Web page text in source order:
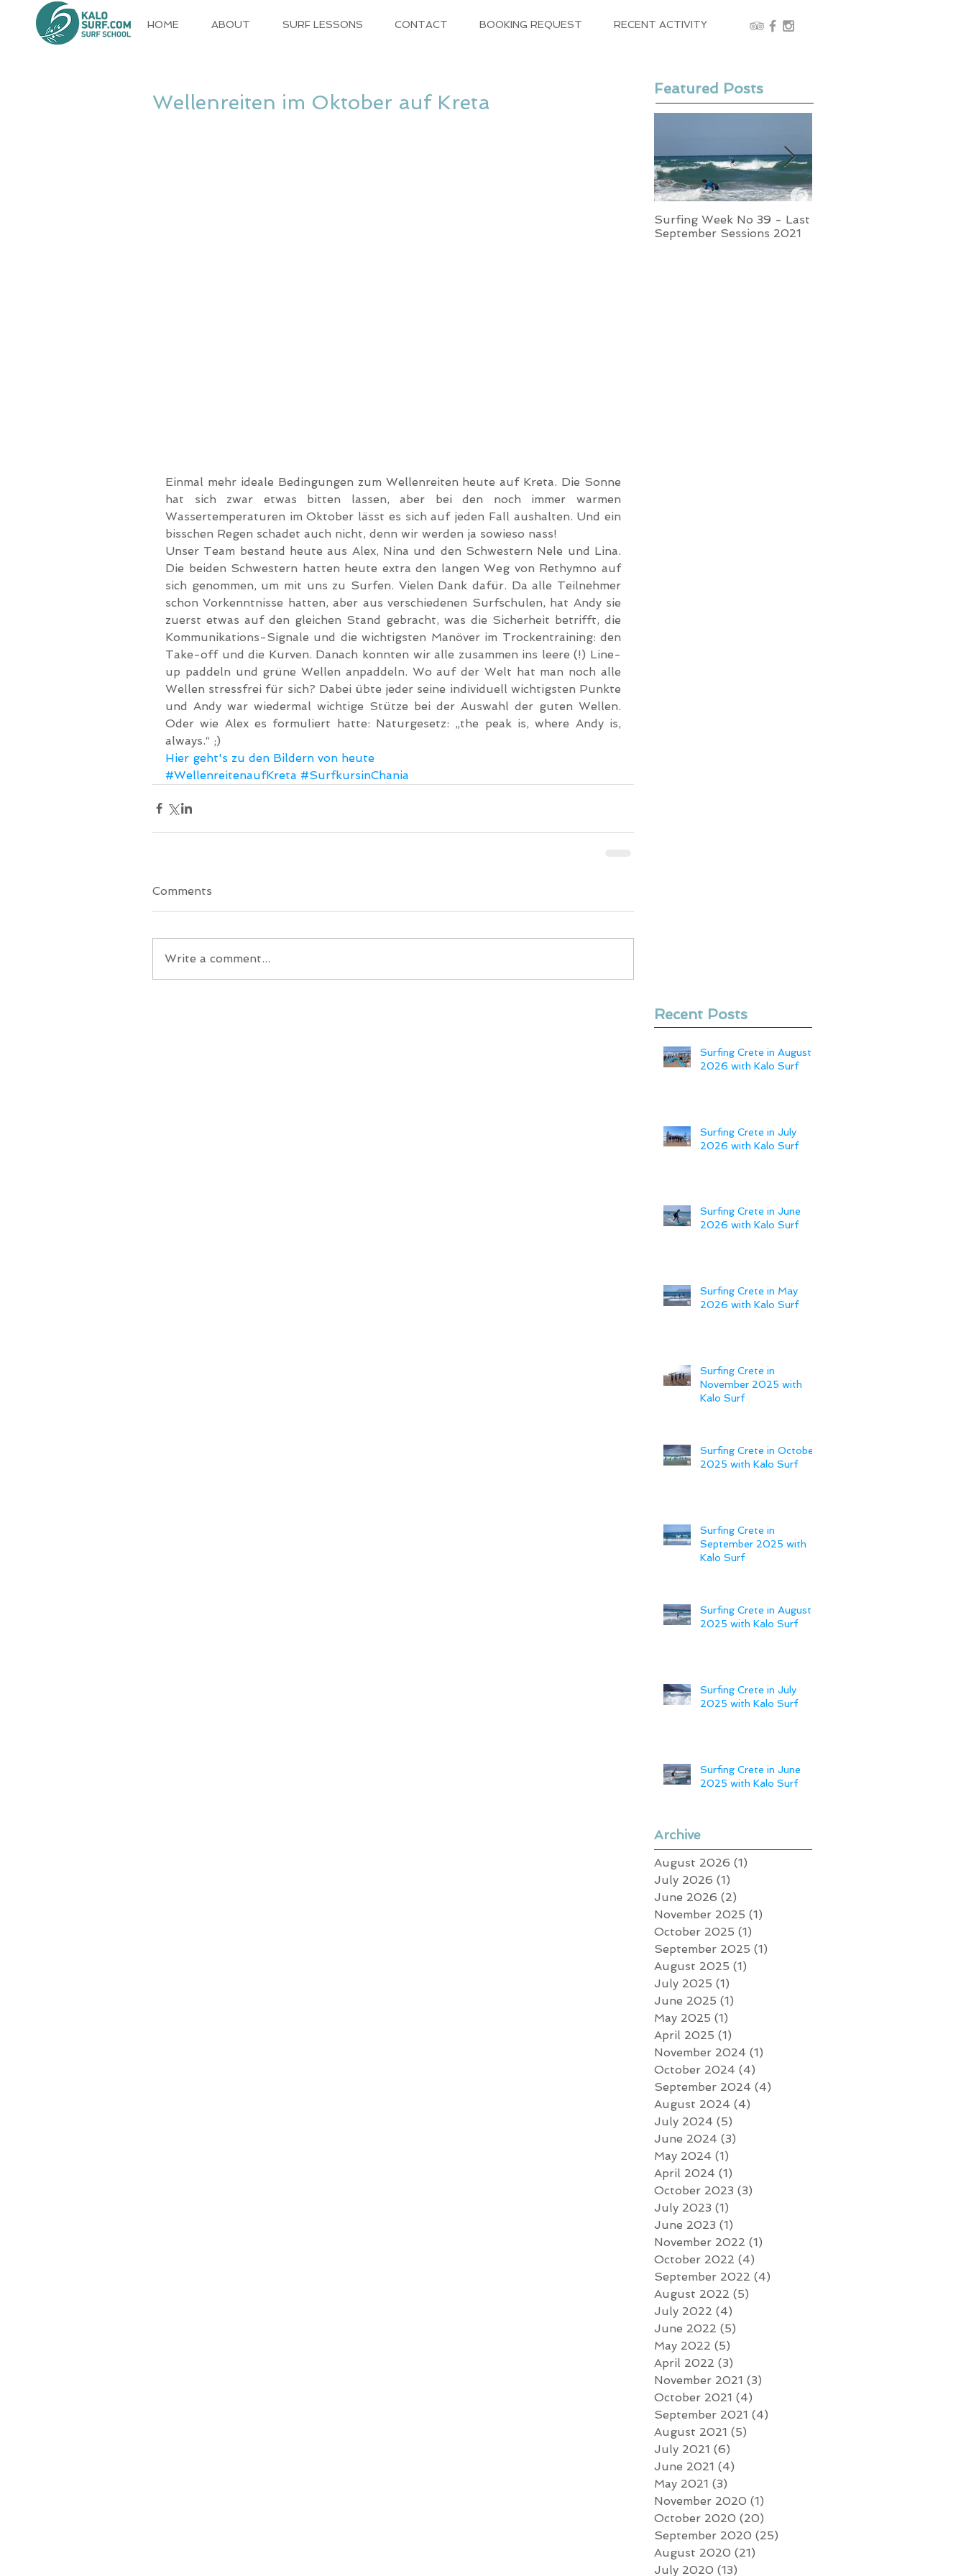
HOME ABOUT SURF LESSONS CONTACT BOOKING REQUEST RECENT ACTIVITY
Wellenreiten im Oktober auf Kreta
Einmal mehr ideale Bedingungen zum Wellenreiten heute auf Kreta. Die Sonne
hat sich zwar etwas bitten lassen, aber bei den noch immer warmen
Wassertemperaturen im Oktober lässt es sich auf jeden Fall aushalten. Und ein
bisschen Regen schadet auch nicht, denn wir werden ja sowieso nass!
Unser Team bestand heute aus Alex, Nina und den Schwestern Nele und Lina.
Die beiden Schwestern hatten heute extra den langen Weg von Rethymno auf
sich genommen, um mit uns zu Surfen. Vielen Dank dafür. Da alle Teilnehmer
schon Vorkenntnisse hatten, aber aus verschiedenen Surfschulen, hat Andy sie
zuerst etwas auf den gleichen Stand gebracht, was die Sicherheit betrifft, die
Kommunikations-Signale und die wichtigsten Manöver im Trockentraining: den
Take-off und die Kurven. Danach konnten wir alle zusammen ins leere (!) Line-
up paddeln und grüne Wellen anpaddeln. Wo auf der Welt hat man noch alle
Wellen stressfrei für sich? Dabei übte jeder seine individuell wichtigsten Punkte
und Andy war wiedermal wichtige Stütze bei der Auswahl der guten Wellen.
Oder wie Alex es formuliert hatte: Naturgesetz: „the peak is, where Andy is,
always.“ ;)
Hier geht's zu den Bildern von heute
#WellenreitenaufKreta #SurfkursinChania
Comments
Write a comment...
Featured Posts
Surfing Week No 39 - Last
September Sessions 2021
Recent Posts
Surfing Crete in August
2026 with Kalo Surf
Surfing Crete in July
2026 with Kalo Surf
Surfing Crete in June
2026 with Kalo Surf
Surfing Crete in May
2026 with Kalo Surf
Surfing Crete in
November 2025 with
Kalo Surf
Surfing Crete in October
2025 with Kalo Surf
Surfing Crete in
September 2025 with
Kalo Surf
Surfing Crete in August
2025 with Kalo Surf
Surfing Crete in July
2025 with Kalo Surf
Surfing Crete in June
2025 with Kalo Surf
Archive
August 2026 (1)
July 2026 (1)
June 2026 (2)
November 2025 (1)
October 2025 (1)
September 2025 (1)
August 2025 (1)
July 2025 (1)
June 2025 (1)
May 2025 (1)
April 2025 (1)
November 2024 (1)
October 2024 (4)
September 2024 (4)
August 2024 (4)
July 2024 (5)
June 2024 (3)
May 2024 (1)
April 2024 (1)
October 2023 (3)
July 2023 (1)
June 2023 (1)
November 2022 (1)
October 2022 (4)
September 2022 (4)
August 2022 (5)
July 2022 (4)
June 2022 (5)
May 2022 (5)
April 2022 (3)
November 2021 (3)
October 2021 (4)
September 2021 (4)
August 2021 (5)
July 2021 (6)
June 2021 (4)
May 2021 (3)
November 2020 (1)
October 2020 (20)
September 2020 (25)
August 2020 (21)
July 2020 (13)